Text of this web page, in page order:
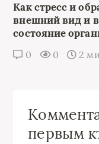
Как стресс и
внешний вид и
состояние
0 0 2
первым